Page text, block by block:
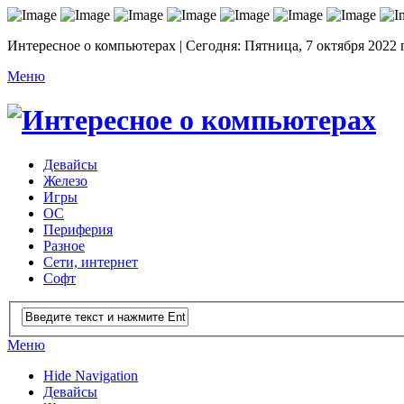
Интересное о компьютерах | Сегодня: Пятница, 7 октября 2022
Меню
Девайсы
Железо
Игры
ОС
Периферия
Разное
Сети, интернет
Софт
Меню
Hide Navigation
Девайсы